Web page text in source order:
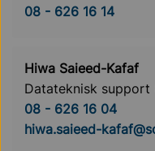
08 - 626 16 14
Hiwa Saieed-Kafaf
Datateknisk support
08 - 626 16 04
hiwa.saieed-